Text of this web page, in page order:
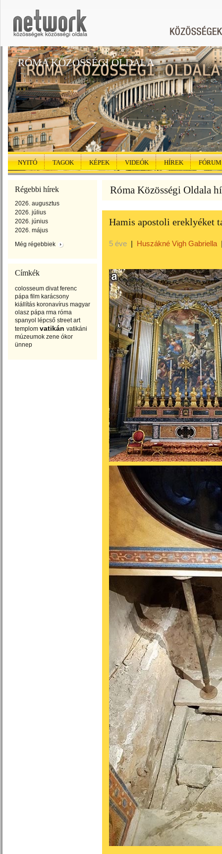
RÓMA KÖZÖSSÉGI OLDALA
NYITÓ TAGOK KÉPEK VIDEÓK HÍREK FÓRUM
Régebbi hírek
2026. augusztus
2026. július
2026. június
2026. május
Még régebbiek
Címkék
colosseum divat ferenc
pápa film karácsony
kiállítás koronavírus magyar
olasz pápa rma róma
spanyol lépcső street art
templom vatikán vatikáni
múzeumok zene ókor
ünnep
Róma Közösségi Oldala
Hamis apostoli ereklyéket
5 éve | Huszákné Vigh Gabriella